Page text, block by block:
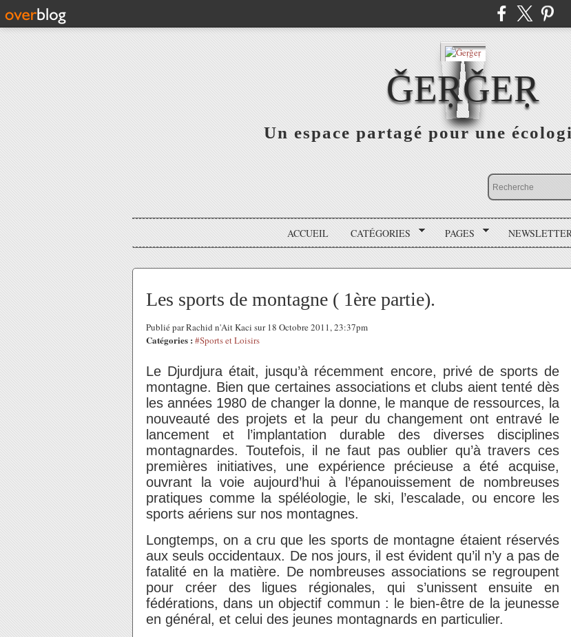
ǦEṚǦEṚ
Un espace partagé pour une
ACCUEIL CATÉGORIES PAGES NEWSLETTER
Les sports de montagne ( 1ère partie).
Publié par Rachid n'Ait Kaci sur 18 Octobre 2011, 23:37pm
Catégories : #Sports et Loisirs
Le Djurdjura était, jusqu’à récemment encore, privé de sports de
montagne. Bien que certaines associations et clubs aient tenté dès
les années 1980 de changer la donne, le manque de ressources, la
nouveauté des projets et la peur du changement ont entravé le
lancement et l’implantation durable des diverses disciplines
montagnardes. Toutefois, il ne faut pas oublier qu’à travers ces
premières initiatives, une expérience précieuse a été acquise,
ouvrant la voie aujourd’hui à l’épanouissement de nombreuses
pratiques comme la spéléologie, le ski, l’escalade, ou encore les
sports aériens sur nos montagnes.
Longtemps, on a cru que les sports de montagne étaient réservés
aux seuls occidentaux. De nos jours, il est évident qu’il n’y a pas de
fatalité en la matière. De nombreuses associations se regroupent
pour créer des ligues régionales, qui s’unissent ensuite en
fédérations, dans un objectif commun : le bien-être de la jeunesse
en général, et celui des jeunes montagnards en particulier.